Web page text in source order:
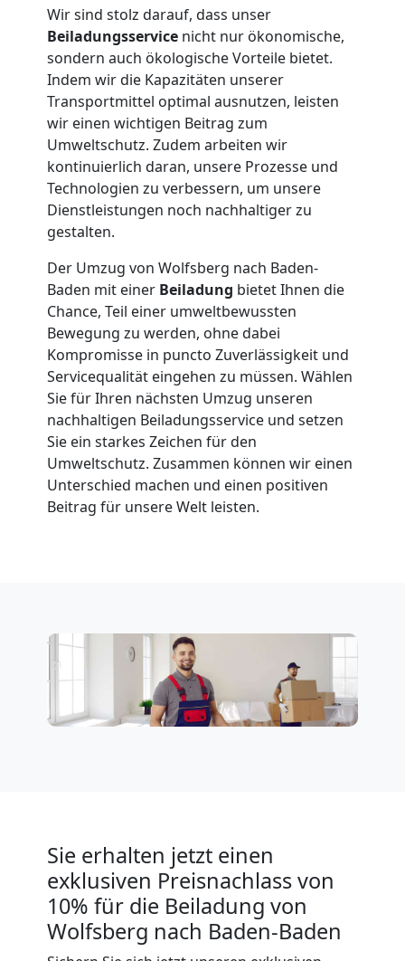
Wir sind stolz darauf, dass unser
Beiladungsservice nicht nur ökonomische,
sondern auch ökologische Vorteile bietet.
Indem wir die Kapazitäten unserer
Transportmittel optimal ausnutzen, leisten
wir einen wichtigen Beitrag zum
Umweltschutz. Zudem arbeiten wir
kontinuierlich daran, unsere Prozesse und
Technologien zu verbessern, um unsere
Dienstleistungen noch nachhaltiger zu
gestalten.
Der Umzug von Wolfsberg nach Baden-
Baden mit einer Beiladung bietet Ihnen die
Chance, Teil einer umweltbewussten
Bewegung zu werden, ohne dabei
Kompromisse in puncto Zuverlässigkeit und
Servicequalität eingehen zu müssen. Wählen
Sie für Ihren nächsten Umzug unseren
nachhaltigen Beiladungsservice und setzen
Sie ein starkes Zeichen für den
Umweltschutz. Zusammen können wir einen
Unterschied machen und einen positiven
Beitrag für unsere Welt leisten.
Sie erhalten jetzt einen
exklusiven Preisnachlass von
10% für die Beiladung von
Wolfsberg nach Baden-Baden
Umzug
für
Senioren
Wolfsberg
Fernumzug
Wolfsberg
Firmenumzug
Wolfsberg
Büroumzug
Expressumzug
Wolfsberg
Kleiner
Umzug